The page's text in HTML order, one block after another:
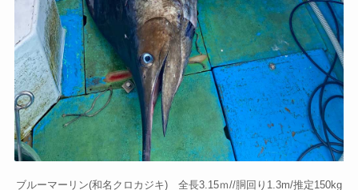
ブルーマーリン(和名クロカジキ) 全長3.15ｍ//胴回り1.3m/推定150kg